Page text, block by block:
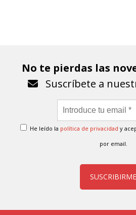
No te pierdas las
Suscríbete a
He leído la política de privacidad y
por email.
SUSCRIBIRME